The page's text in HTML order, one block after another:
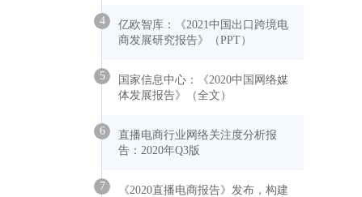
4
亿欧智库：《2021中国出口跨境电
商发展研究报告》（PPT）
5
国家信息中心：《2020中国网络媒
体发展报告》（全文）
6
直播电商行业网络关注度分析报
告：2020年Q3版
7
《2020直播电商报告》发布，构建